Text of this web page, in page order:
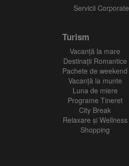
Servicii Corporate
Turism
Vacanţă la mare
Destinații Romantice
Pachete de weekend
Vacanță la munte
Luna de miere
Programe Tineret
City Break
Relaxare și Wellness
Shopping